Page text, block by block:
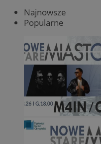
Najnowsze
Popularne